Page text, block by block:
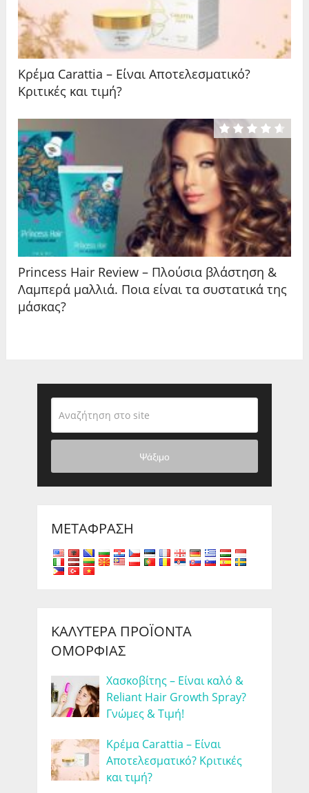
Κρέμα Carattia – Είναι Αποτελεσματικό?
Κριτικές και τιμή?
Princess Hair Review – Πλούσια βλάστηση &
Λαμπερά μαλλιά. Ποια είναι τα συστατικά της
μάσκας?
Ψάξιμο
ΜΕΤΆΦΡΑΣΗ
ΚΑΛΎΤΕΡΑ ΠΡΟΪΌΝΤΑ
ΟΜΟΡΦΙΆΣ
Χασκοβίτης – Είναι καλό &
Reliant Hair Growth Spray?
Γνώμες & Τιμή!
Κρέμα Carattia – Είναι
Αποτελεσματικό? Κριτικές
και τιμή?